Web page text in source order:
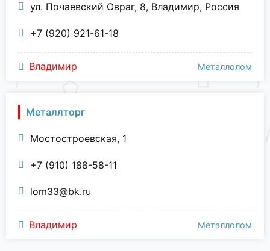
ул. Почаевский Овраг, 8, Владимир, Россия
+7 (920) 921-61-18
Владимир Металлолом
Металлторг
Мостостроевская, 1
+7 (910) 188-58-11
lom33@bk.ru
Владимир Металлолом